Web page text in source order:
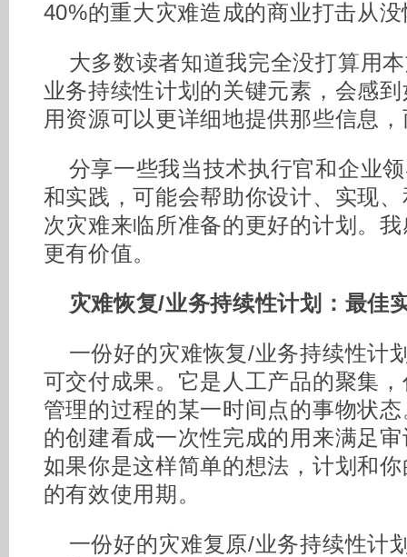
40%的重大灾难造成的商业打击从
大多数读者知道我完全没打算用
业务持续性计划的关键元素，会感
用资源可以更详细地提供那些信息
分享一些我当技术执行官和企业
和实践，可能会帮助你设计、实现
次灾难来临所准备的更好的计划。
更有价值。
灾难恢复/业务持续性计划：最佳
一份好的灾难恢复/业务持续性计
可交付成果。它是人工产品的聚集
管理的过程的某一时间点的事物状
的创建看成一次性完成的用来满足
如果你是这样简单的想法，计划和
的有效使用期。
一份好的灾难复原/业务持续性计